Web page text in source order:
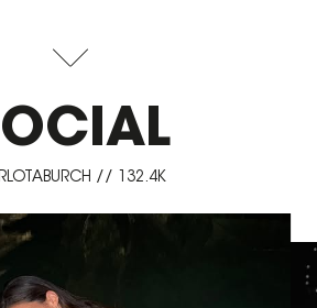
// 132.4K